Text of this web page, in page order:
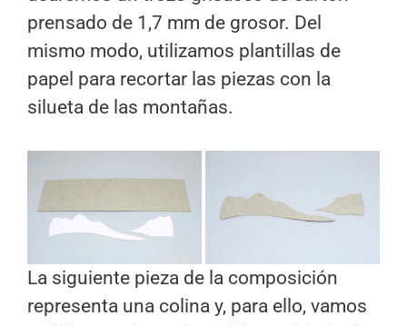
prensado de 1,7 mm de grosor. Del
mismo modo, utilizamos plantillas de
papel para recortar las piezas con la
silueta de las montañas.
La siguiente pieza de la composición
representa una colina y, para ello, vamos